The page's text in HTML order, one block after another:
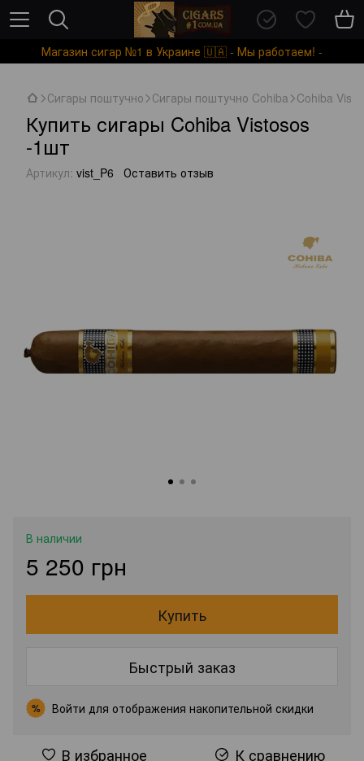
Магазин сигар №1 в Украине 🇺🇦 - Мы работаем! -
Сигары поштучно Сигары поштучно Cohiba Cohiba
Купить сигары Cohiba Vistosos
-1шт
Артикул: vist_P6 Оставить отзыв
В наличии
5 250 грн
Купить
Быстрый заказ
% Войти для отображения накопительной скидки
В избранное К сравнению